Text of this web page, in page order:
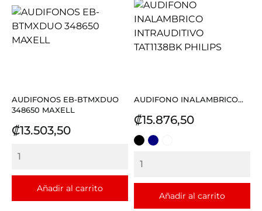
AUDIFONOS EB-BTMXDUO
348650 MAXELL
Precio
₡13.503,50
Añadir al carrito
AUDIFONO INALAMBRICO...
Precio
₡15.876,50
NEGRO
AZUL
Añadir al carrito